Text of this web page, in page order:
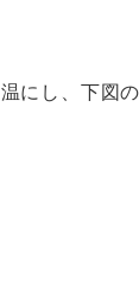
にし、下図